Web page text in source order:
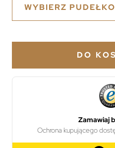
WYBIERZ PUDEŁKO
DO